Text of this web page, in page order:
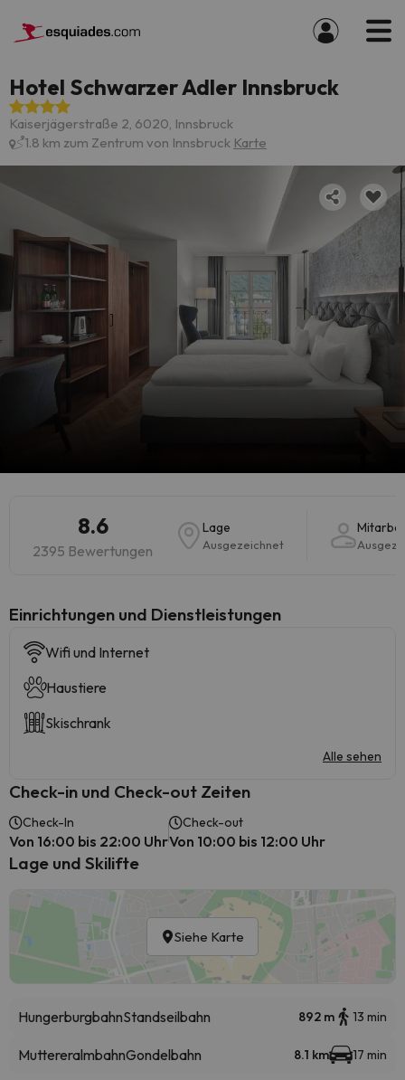
Hotel Schwarzer Adler Innsbruck
Kaiserjägerstraße 2, 6020, Innsbruck
1.8 km zum Zentrum von Innsbruck Karte
8.6
2395 Bewertungen
Lage
Ausgezeichnet
​Einrichtungen und Dienstleistungen
Wifi und Internet
Haustiere
Skischrank
Alle sehen
Check-in und Check-out Zeiten
Check-In
Von 16:00 bis 22:00 Uhr
Check-out
Von 10:00 bis 12:00 Uhr
Lage und Skilifte
Siehe Karte
HungerburgbahnStandseilbahn 892 m 13 min
MuttereralmbahnGondelbahn 8.1 km 17 min